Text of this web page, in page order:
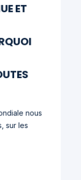
ET
nous
sur les